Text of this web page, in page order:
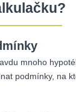
mnoho
podmínky, na